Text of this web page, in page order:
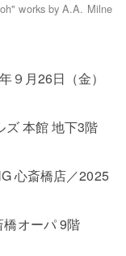
works by A.A. Milne
９月26日（金）
ズ 本館 地下3階
心斎橋店／2025
オーパ 9階